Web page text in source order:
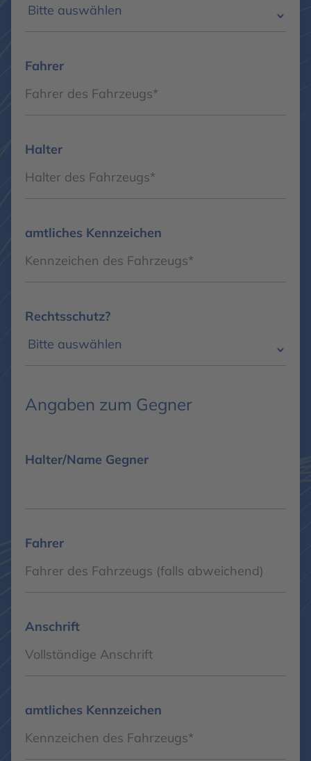
Fahrer
Halter
amtliches Kennzeichen
Rechtsschutz?
Angaben zum Gegner
Halter/Name Gegner
Fahrer
Anschrift
amtliches Kennzeichen